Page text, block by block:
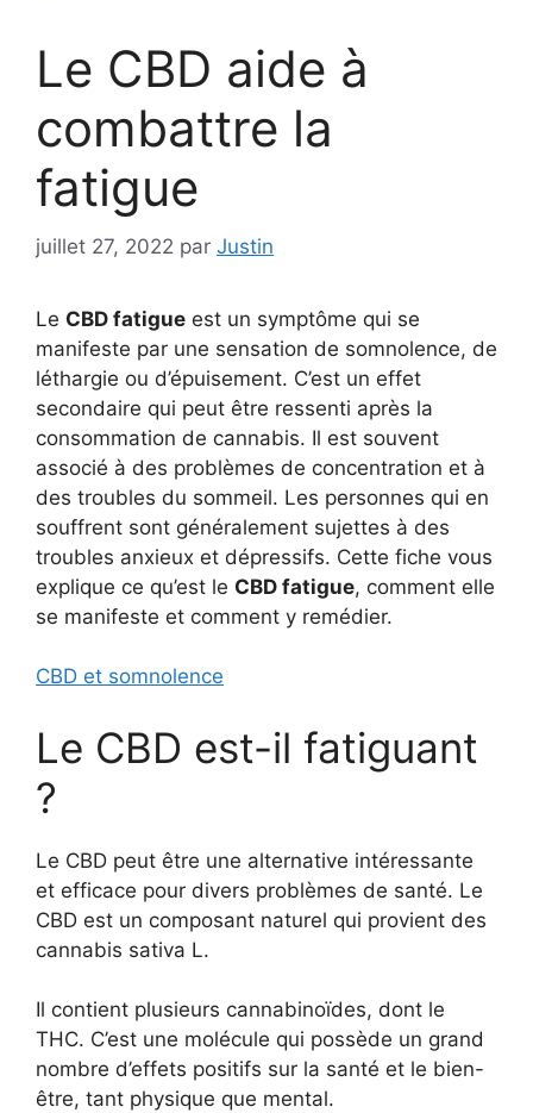
Le CBD aide à
combattre la
fatigue
juillet 27, 2022 par Justin
Le CBD fatigue est un symptôme qui se
manifeste par une sensation de somnolence, de
léthargie ou d’épuisement. C’est un effet
secondaire qui peut être ressenti après la
consommation de cannabis. Il est souvent
associé à des problèmes de concentration et à
des troubles du sommeil. Les personnes qui en
souffrent sont généralement sujettes à des
troubles anxieux et dépressifs. Cette fiche vous
explique ce qu’est le CBD fatigue, comment elle
se manifeste et comment y remédier.
CBD et somnolence
Le CBD est-il fatiguant
?
Le CBD peut être une alternative intéressante
et efficace pour divers problèmes de santé. Le
CBD est un composant naturel qui provient des
cannabis sativa L.
Il contient plusieurs cannabinoïdes, dont le
THC. C’est une molécule qui possède un grand
nombre d’effets positifs sur la santé et le bien-
être, tant physique que mental.